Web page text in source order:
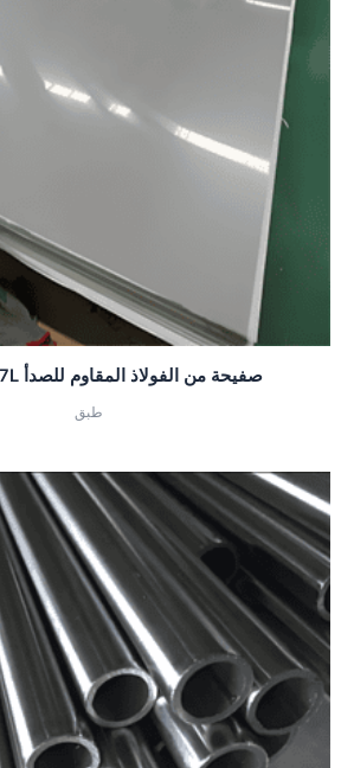
صفيحة من الفولاذ المقاوم للصدأ 317L | صفائح
طبق